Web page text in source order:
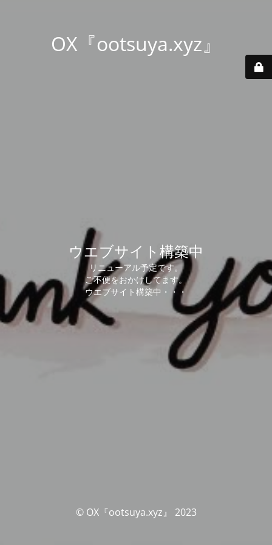
OX『ootsuya.xyz』
ウエブサイト構築中
リニューアル予定です。
ご不便をおかけしてます。
ウエブサイト構築中・・・
© OX『ootsuya.xyz』 2023